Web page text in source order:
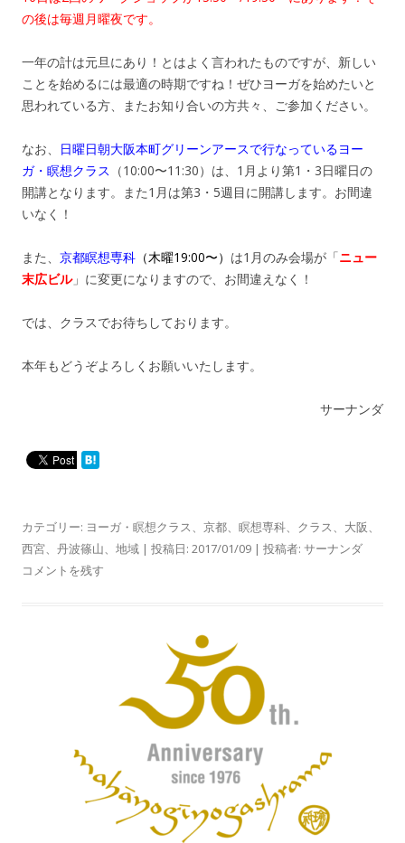
の後は毎週月曜夜です。
一年の計は元旦にあり！とはよく言われたものですが、新しい
ことを始めるには最適の時期ですね！ぜひヨーガを始めたいと
思われている方、またお知り合いの方共々、ご参加ください。
なお、
日曜日朝大阪本町グリーンアースで行なっているヨー
ガ・瞑想クラス （10:00〜11:30）は、1月より第1・3日曜日の
開講となります。また1月は第3・5週目に開講します。お間違
いなく！
また、 京都瞑想専科 （木曜19:00〜） は1月のみ会場が「ニュー
末広ビル」に変更になりますので、お間違えなく！
では、クラスでお待ちしております。
本年もどうぞよろしくお願いいたします。
サーナンダ
カテゴリー: ヨーガ・瞑想クラス、 京都、 瞑想専科、 クラス、 大阪、
西宮、 丹波篠山、 地域 | 投稿日: 2017/01/09 | 投稿者: サーナンダ
コメントを残す